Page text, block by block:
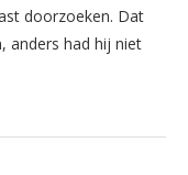
doorzoeken. Dat
anders had hij niet